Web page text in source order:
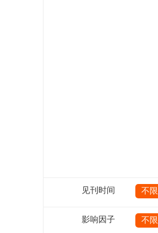
见刊时间 不限
影响因子 不限